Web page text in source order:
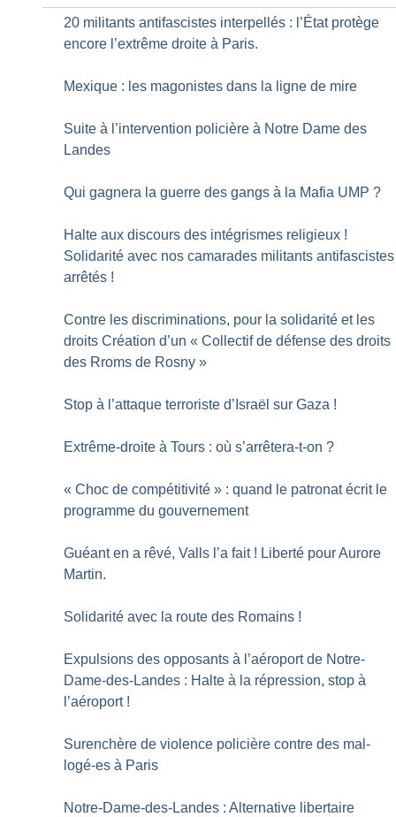
20 militants antifascistes interpellés : l’État protège
encore l’extrême droite à Paris.
Mexique : les magonistes dans la ligne de mire
Suite à l’intervention policière à Notre Dame des
Landes
Qui gagnera la guerre des gangs à la Mafia UMP ?
Halte aux discours des intégrismes religieux !
Solidarité avec nos camarades militants antifascistes
arrêtés !
Contre les discriminations, pour la solidarité et les
droits Création d’un « Collectif de défense des droits
des Rroms de Rosny »
Stop à l’attaque terroriste d’Israël sur Gaza !
Extrême-droite à Tours : où s’arrêtera-t-on ?
« Choc de compétitivité » : quand le patronat écrit le
programme du gouvernement
Guéant en a rêvé, Valls l’a fait ! Liberté pour Aurore
Martin.
Solidarité avec la route des Romains !
Expulsions des opposants à l’aéroport de Notre-
Dame-des-Landes : Halte à la répression, stop à
l’aéroport !
Surenchère de violence policière contre des mal-
logé-es à Paris
Notre-Dame-des-Landes : Alternative libertaire